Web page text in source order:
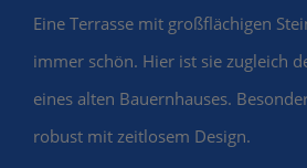
Eine Terrasse mit großflächigen
immer schön. Hier ist sie zugleich
eines alten Bauernhauses.
robust mit zeitlosem Design.